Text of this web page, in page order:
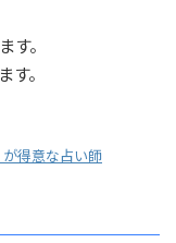
。
。
が得意な占い師